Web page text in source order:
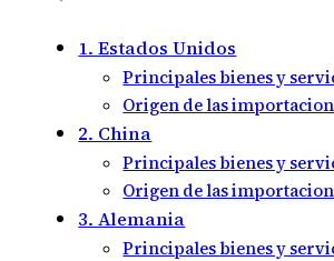
1. Estados Unidos
Principales bienes y
Origen de las
2. China
Principales bienes y
Origen de las
3. Alemania
Principales bienes y